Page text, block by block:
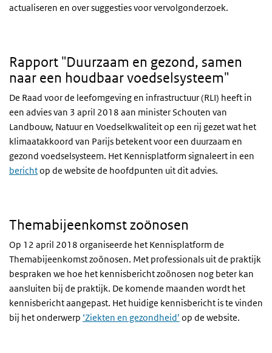
actualiseren en over suggesties voor vervolgonderzoek.
Rapport "Duurzaam en gezond, samen
naar een houdbaar voedselsysteem"
De Raad voor de leefomgeving en infrastructuur (RLI) heeft in
een advies van 3 april 2018 aan minister Schouten van
Landbouw, Natuur en Voedselkwaliteit op een rij gezet wat het
klimaatakkoord van Parijs betekent voor een duurzaam en
gezond voedselsysteem. Het Kennisplatform signaleert in een
berichtop de website de hoofdpunten uit dit advies.
Themabijeenkomst zoönosen
Op 12 april 2018 organiseerde het Kennisplatform de
Themabijeenkomst zoönosen. Met professionals uit de praktijk
bespraken we hoe het kennisbericht zoönosen nog beter kan
aansluiten bij de praktijk. De komende maanden wordt het
kennisbericht aangepast. Het huidige kennisbericht is te vinden
bij het onderwerp ‘Ziekten en gezondheid’ op de website.